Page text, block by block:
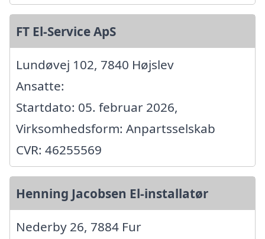
FT El-Service ApS
Lundøvej 102, 7840 Højslev
Ansatte:
Startdato: 05. februar 2026,
Virksomhedsform: Anpartsselskab
CVR: 46255569
Henning Jacobsen El-installatør
Nederby 26, 7884 Fur